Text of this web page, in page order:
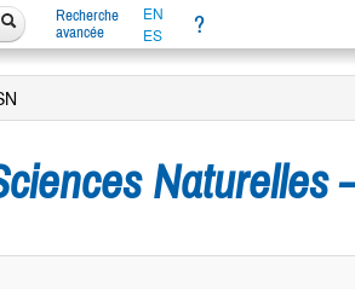
Recherche
avancée
EN
ES
?